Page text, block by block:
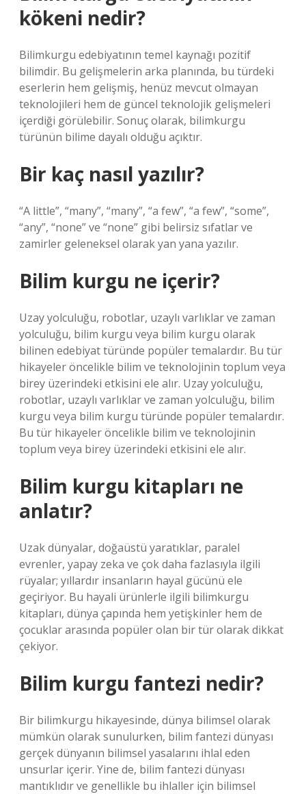
kökeni nedir?
Bilimkurgu edebiyatının temel kaynağı pozitif
bilimdir. Bu gelişmelerin arka planında, bu türdeki
eserlerin hem gelişmiş, henüz mevcut olmayan
teknolojileri hem de güncel teknolojik gelişmeleri
içerdiği görülebilir. Sonuç olarak, bilimkurgu
türünün bilime dayalı olduğu açıktır.
Bir kaç nasıl yazılır?
“A little”, “many”, “many”, “a few”, “a few”, “some”,
“any”, “none” ve “none” gibi belirsiz sıfatlar ve
zamirler geleneksel olarak yan yana yazılır.
Bilim kurgu ne içerir?
Uzay yolculuğu, robotlar, uzaylı varlıklar ve zaman
yolculuğu, bilim kurgu veya bilim kurgu olarak
bilinen edebiyat türünde popüler temalardır. Bu tür
hikayeler öncelikle bilim ve teknolojinin toplum veya
birey üzerindeki etkisini ele alır. Uzay yolculuğu,
robotlar, uzaylı varlıklar ve zaman yolculuğu, bilim
kurgu veya bilim kurgu türünde popüler temalardır.
Bu tür hikayeler öncelikle bilim ve teknolojinin
toplum veya birey üzerindeki etkisini ele alır.
Bilim kurgu kitapları ne
anlatır?
Uzak dünyalar, doğaüstü yaratıklar, paralel
evrenler, yapay zeka ve çok daha fazlasıyla ilgili
rüyalar; yıllardır insanların hayal gücünü ele
geçiriyor. Bu hayali ürünlerle ilgili bilimkurgu
kitapları, dünya çapında hem yetişkinler hem de
çocuklar arasında popüler olan bir tür olarak dikkat
çekiyor.
Bilim kurgu fantezi nedir?
Bir bilimkurgu hikayesinde, dünya bilimsel olarak
mümkün olarak sunulurken, bilim fantezi dünyası
gerçek dünyanın bilimsel yasalarını ihlal eden
unsurlar içerir. Yine de, bilim fantezi dünyası
mantıklıdır ve genellikle bu ihlaller için bilimsel